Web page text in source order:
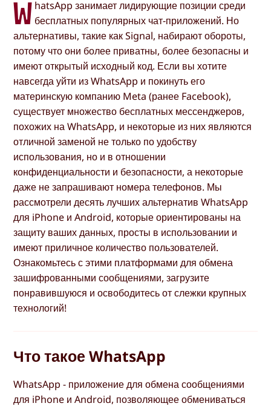
W hatsApp занимает лидирующие позиции среди
бесплатных популярных чат-приложений. Но
альтернативы, такие как Signal, набирают обороты,
потому что они более приватны, более безопасны и
имеют открытый исходный код. Если вы хотите
навсегда уйти из WhatsApp и покинуть его
материнскую компанию Meta (ранее Facebook),
существует множество бесплатных мессенджеров,
похожих на WhatsApp, и некоторые из них являются
отличной заменой не только по удобству
использования, но и в отношении
конфиденциальности и безопасности, а некоторые
даже не запрашивают номера телефонов. Мы
рассмотрели десять лучших альтернатив WhatsApp
для iPhone и Android, которые ориентированы на
защиту ваших данных, просты в использовании и
имеют приличное количество пользователей.
Ознакомьтесь с этими платформами для обмена
зашифрованными сообщениями, загрузите
понравившуюся и освободитесь от слежки крупных
технологий!
Что такое WhatsApp
WhatsApp - приложение для обмена сообщениями
для iPhone и Android, позволяющее обмениваться